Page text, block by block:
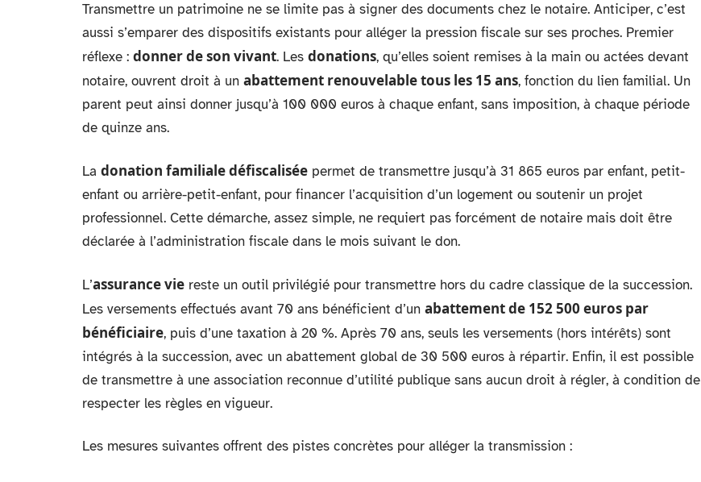
Transmettre un patrimoine ne se limite pas à signer des documents chez le notaire. Anticiper, c’est
aussi s’emparer des dispositifs existants pour alléger la pression fiscale sur ses proches. Premier
réflexe : donner de son vivant. Les donations, qu’elles soient remises à la main ou actées devant
notaire, ouvrent droit à un abattement renouvelable tous les 15 ans, fonction du lien familial. Un
parent peut ainsi donner jusqu’à 100 000 euros à chaque enfant, sans imposition, à chaque période
de quinze ans.
La donation familiale défiscalisée permet de transmettre jusqu’à 31 865 euros par enfant, petit-
enfant ou arrière-petit-enfant, pour financer l’acquisition d’un logement ou soutenir un projet
professionnel. Cette démarche, assez simple, ne requiert pas forcément de notaire mais doit être
déclarée à l’administration fiscale dans le mois suivant le don.
L’assurance vie reste un outil privilégié pour transmettre hors du cadre classique de la succession.
Les versements effectués avant 70 ans bénéficient d’un abattement de 152 500 euros par
bénéficiaire, puis d’une taxation à 20 %. Après 70 ans, seuls les versements (hors intérêts) sont
intégrés à la succession, avec un abattement global de 30 500 euros à répartir. Enfin, il est possible
de transmettre à une association reconnue d’utilité publique sans aucun droit à régler, à condition de
respecter les règles en vigueur.
Les mesures suivantes offrent des pistes concrètes pour alléger la transmission :